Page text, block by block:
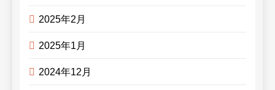
2025年2月
2025年1月
2024年12月